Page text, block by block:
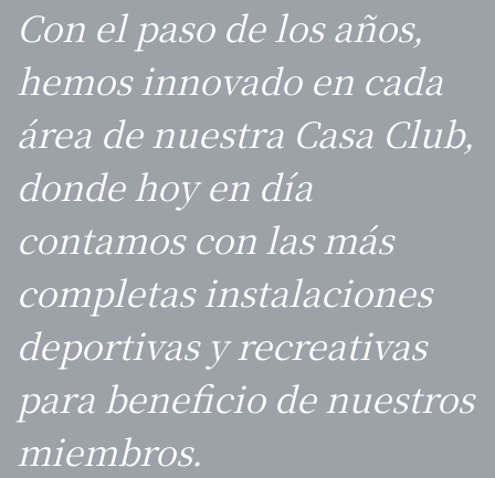
Con el paso de los años,
hemos innovado en cada
área de nuestra Casa Club,
donde hoy en día
contamos con las más
completas instalaciones
deportivas y recreativas
para beneficio de nuestros
miembros.